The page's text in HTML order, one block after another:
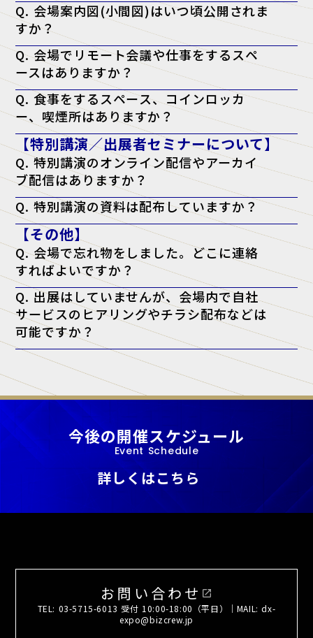
Q. 会場案内図(小間図)はいつ頃公開されま
すか？
A. 開催日の前週に、公式サイトにて公開予定です。
Q. 会場でリモート会議や仕事をするスペ
ースはありますか？
A. はい。会場内に無料の「テレワークラウンジ」をご用意しておりま
すので、そちらをご利用ください。
Q. 食事をするスペース、コインロッカ
ー、喫煙所はありますか？
A. はい。会場となる施設内に、飲食店・コンビニ・コインロッカー・
喫煙所がございます。詳しくは会場施設のウェブサイトをご確認くださ
い。【特別講演／出展者セミナーについて】
Q. 特別講演のオンライン配信やアーカイ
ブ配信はありますか？
A. 申し訳ございませんが、配信は行っておりません。当日、現地会場
でのご聴講のみとなります。
Q. 特別講演の資料は配布していますか？
A. 原則として資料配布は行っておりません。ただし、チケットに「資
料配布対象」と記載がある講演に限り、アンケート回答者へ配布いたし
ます。（※講師の都合により配布できない場合もございます）
【その他】
Q. 会場で忘れ物をしました。どこに連絡
すればよいですか？
A. 忘れ物に関しては、会場となった施設へ直接お問い合わせをお願い
いたします。
Q. 出展はしていませんが、会場内で自社
サービスのヒアリングやチラシ配布などは
可能ですか？
A. 当展示会では、正規出展者様以外の許可のない営業・宣伝活動を一
切禁止しております。
今後の開催スケジュール
Event Schedule
詳しくはこちら
お問い合わせ open_in_new
TEL: 03-5715-6013 受付 10:00-18:00（平日）｜MAIL: dx-
expo@bizcrew.jp